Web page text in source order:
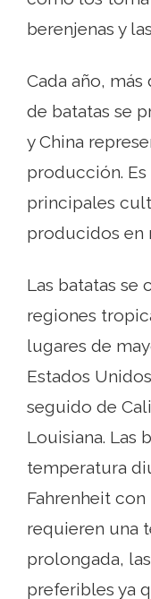
berenjenas y
Cada año, más
de batatas se
y China
producción.
principales
producidos en
Las batatas se
regiones
lugares de
Estados
seguido de
Louisiana. Las
temperatura
Fahrenheit
requieren una
prolongada,
preferibles ya